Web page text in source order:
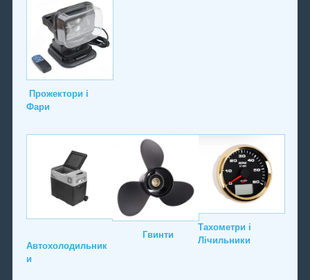
Прожектори і
Фари
Автохолодильник
и
Гвинти
Тахометри і
Лічильники